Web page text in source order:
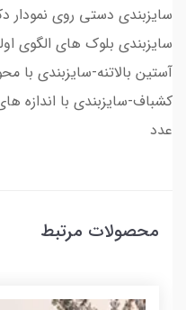
سایزبندی دستی روی نمودار
سایزبندی بلوک های الگوی
آستین بالاتنه-سایزبندی با
کشباف-سایزبندی با اندازه
عدد
محصولات مرتبط